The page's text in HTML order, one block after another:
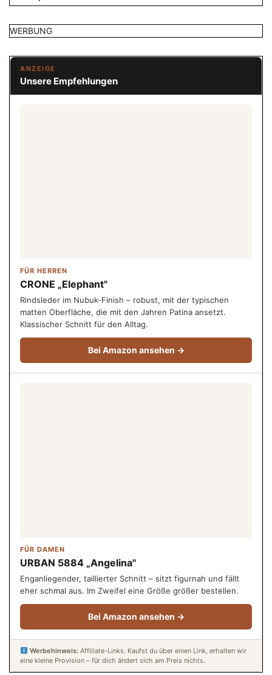
WERBUNG
ANZEIGE
Unsere Empfehlungen
FÜR HERREN
CRONE „Elephant"
Rindsleder im Nubuk-Finish – robust, mit der typischen
matten Oberfläche, die mit den Jahren Patina ansetzt.
Klassischer Schnitt für den Alltag.
Bei Amazon ansehen →
FÜR DAMEN
URBAN 5884 „Angelina"
Enganliegender, taillierter Schnitt – sitzt figurnah und fällt
eher schmal aus. Im Zweifel eine Größe größer bestellen.
Bei Amazon ansehen →
Werbehinweis:Affiliate-Links. Kaufst du über einen Link, erhalten wir
eine kleine Provision – für dich ändert sich am Preis nichts.